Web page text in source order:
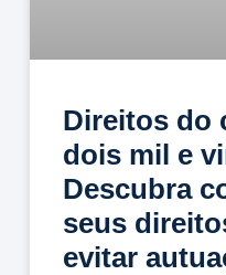
Direitos do
dois mil e
Descubra
seus
evitar